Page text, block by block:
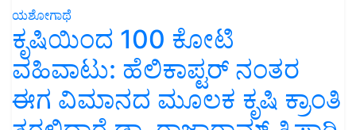
ಯಶೋಗಾಥೆ
ಕೃಷಿಯಿಂದ 100 ಕೋಟಿ
ವಹಿವಾಟು: ಹೆಲಿಕಾಪ್ಟರ್ ನಂತರ
ಈಗ ವಿಮಾನದ ಮೂಲಕ ಕೃಷಿ ಕ್ರಾಂತಿ